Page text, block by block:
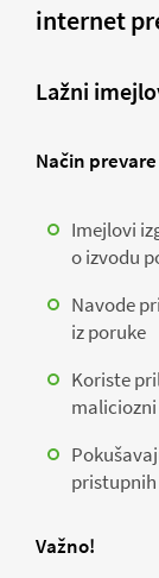
internet
Lažni
Način prevare
Imejlovi
o izvodu
Navode
iz poruke
Koriste
Važno!